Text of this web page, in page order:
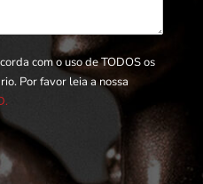
com o uso de TODOS os
Por favor leia a nossa